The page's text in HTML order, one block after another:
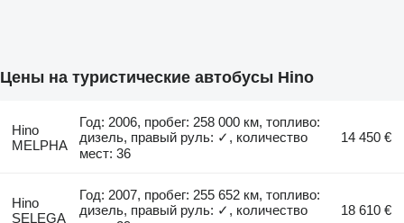
Цены на туристические автобусы Hino
Hino
MELPHA
Год: 2006, пробег: 258 000 км, топливо:
дизель, правый руль: ✓, количество
мест: 36
14 450 €
Hino
SELEGA
Год: 2007, пробег: 255 652 км, топливо:
дизель, правый руль: ✓, количество
18 610 €